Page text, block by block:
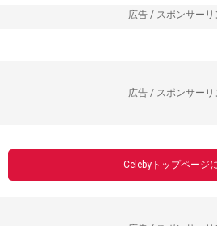
広告 / スポンサーリ
広告 / スポンサーリ
Celebyトップページ